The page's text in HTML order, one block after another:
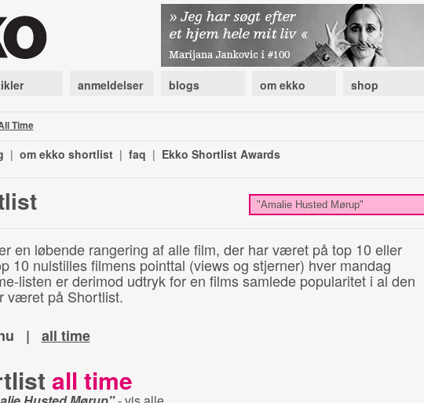
anmeldelser blogs om ekko shop
Time
| om ekko shortlist | faq | Ekko Shortlist Awards
en løbende rangering af alle film, der har været på top 10 eller
10 nulstilles filmens pointtal (views og stjerner) hver mandag
listen er derimod udtryk for en films samlede popularitet i al den
været på Shortlist.
| all time
all time